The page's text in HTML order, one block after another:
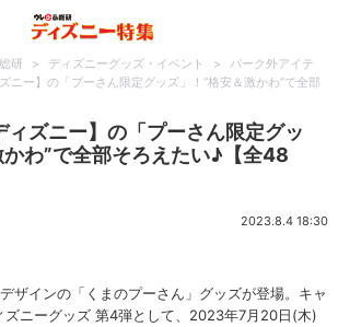
研 > ディズニーグッズ・イベント >
パーク外アイテ
ニー】の「プーさん限定グッズ」！“格安＆激かわ”で全部
ィズニー】の「プーさん限定グッ
かわ”で全部そろえたい♪【全48
2023.8.4 18:30
ザインの「くまのプーさん」グッズが登場。キャ
ズニーグッズ 第4弾として、2023年7月20日(木)